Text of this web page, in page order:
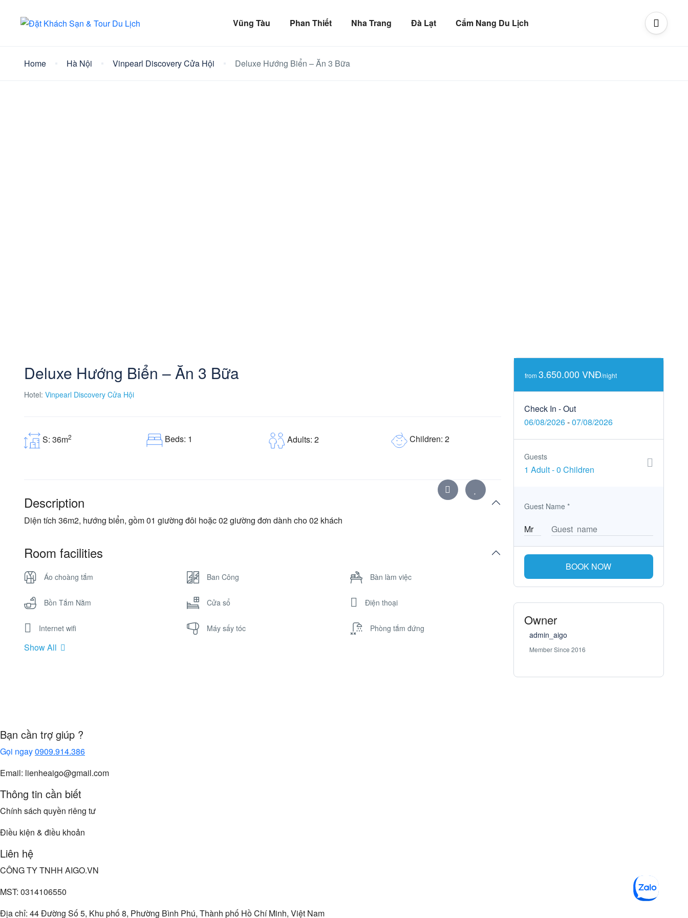
Vũng Tàu Phan Thiết Nha Trang Đà Lạt Cẩm Nang Du Lịch
Home Hà Nội Vinpearl Discovery Cửa Hội Deluxe Hướng Biển – Ăn 3 Bữa
Deluxe Hướng Biển – Ăn 3 Bữa
Hotel: Vinpearl Discovery Cửa Hội
S: 36m2 Beds: 1 Adults: 2 Children: 2
Description
Diện tích 36m2, hướng biển, gồm 01 giường đôi hoặc 02 giường đơn dành cho 02 khách
Room facilities
Áo choàng tắm Ban Công Bàn làm việc
Bồn Tắm Nằm Cửa sổ Điện thoại
Internet wifi Máy sấy tóc Phòng tắm đứng
Tivi
Show All
from 3.650.000 VNĐ/night
Check In - Out
06/08/2026-07/08/2026
Guests
1 Adult-0 Children
Guest Name *
BOOK NOW
Owner
admin_aigo
Member Since 2016
Bạn cần trợ giúp ?
Gọi ngay0909.914.386
Email: lienheaigo@gmail.com
Thông tin cần biết
Chính sách quyền riêng tư
Điều kiện & điều khoản
Liên hệ
CÔNG TY TNHH AIGO.VN
MST: 0314106550
Địa chỉ: 44 Đường Số 5, Khu phố 8, Phường Bình Phú, Thành phố Hồ Chí Minh, Việt Nam